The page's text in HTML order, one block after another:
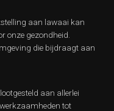
aan lawaai kan
onze gezondheid.
die bijdraagt aan
aan allerlei
tot